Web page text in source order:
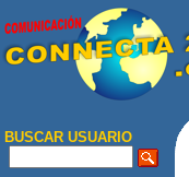
BUSCAR USUARIO